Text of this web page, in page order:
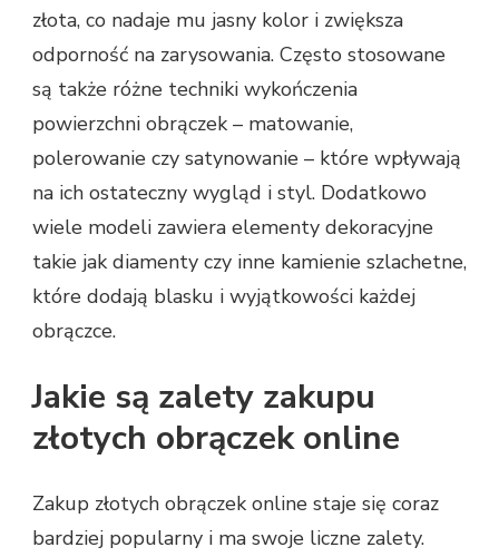
złota, co nadaje mu jasny kolor i zwiększa
odporność na zarysowania. Często stosowane
są także różne techniki wykończenia
powierzchni obrączek – matowanie,
polerowanie czy satynowanie – które wpływają
na ich ostateczny wygląd i styl. Dodatkowo
wiele modeli zawiera elementy dekoracyjne
takie jak diamenty czy inne kamienie szlachetne,
które dodają blasku i wyjątkowości każdej
obrączce.
Jakie są zalety zakupu
złotych obrączek online
Zakup złotych obrączek online staje się coraz
bardziej popularny i ma swoje liczne zalety.